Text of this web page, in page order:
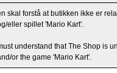
skal forstå at butikken ikke er
eller spillet 'Mario Kart'.
understand that The Shop is
or the game 'Mario Kart'.